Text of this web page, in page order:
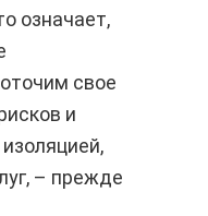
означает,
свое
и
– прежде